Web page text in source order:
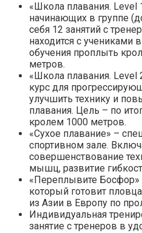
«Школа плавания.
начинающих в группе
себя 12 занятий с
находится с учениками
обучения проплыть
метров.
«Школа плавания.
курс для
улучшить технику и
плавания. Цель – по
кролем 1000 метров.
«Сухое плавание» –
спортивном зале.
совершенствование
мышц, развитие
«Переплывите
который готовит
из Азии в Европу по
Индивидуальная
занятие с тренеров в